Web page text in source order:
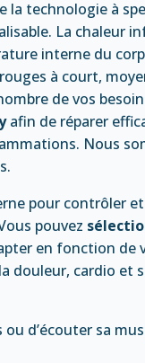
la technologie à
La chaleur
interne du
à court,
de vos
afin de réparer
Nous
pour contrôler et
pouvez
en fonction de
douleur, cardio et
d’écouter sa